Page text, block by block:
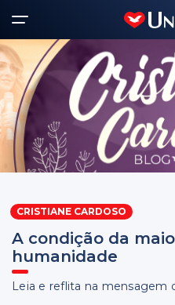
CRISTIANE CARDOSO
A condição da
humanidade
Leia e reflita na mensagem